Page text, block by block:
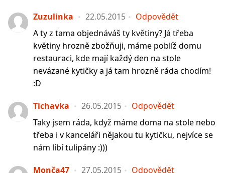
Zuzulinka 22.05.2015
Odpovědět
A ty z tama objednáváš ty květiny? Já třeba
květiny hrozně zbožňuji, máme poblíž domu
restauraci, kde mají každý den na stole
nevázané kytičky a já tam hrozně ráda chodím!
:D
Tichavka 26.05.2015
Odpovědět
Taky jsem ráda, když máme doma na stole nebo
třeba i v kanceláři nějakou tu kytičku, nejvíce se
nám líbí tulipány :)))
Monča47 27.05.2015
Odpovědět